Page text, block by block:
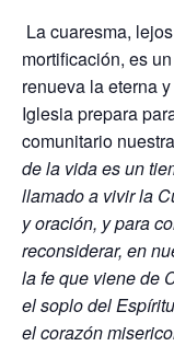
La cuaresma,
mortificación, es
renueva la eterna
Iglesia prepara
comunitario
de la vida es un
llamado a vivir la
y oración, y para
reconsiderar, en
la fe que viene de
el soplo del
el corazón